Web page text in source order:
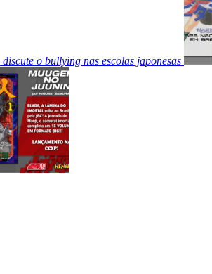
o bullying nas escolas japonesas